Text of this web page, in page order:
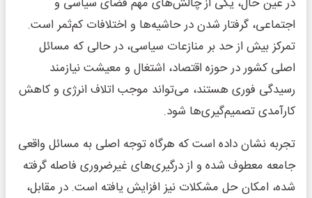
اجتماعی، گرفتار شدن در حاشیه‌ها و اختلافات کم‌ثمر است.
تمرکز بیش از حد بر منازعات سیاسی، در حالی که مسائل
اصلی کشور در حوزه اقتصاد، اشتغال و معیشت نیازمند
رسیدگی فوری هستند، می‌تواند موجب اتلاف انرژی و کاهش
کارآمدی تصمیم‌گیری‌ها شود.
تجربه نشان داده است که هرگاه توجه اصلی به مسائل واقعی
جامعه معطوف شده و از درگیری‌های غیرضروری فاصله گرفته
شده، امکان حل مشکلات نیز افزایش یافته است. در مقابل،